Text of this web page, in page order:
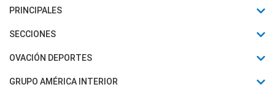
PRINCIPALES
Últimas Noticias
Política
SECCIONES
Horóscopo
Motores
OVACIÓN DEPORTES
Fútbol
GRUPO AMÉRICA INTERIOR